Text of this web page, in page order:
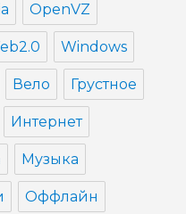
OpenVZ
Windows
Вело Грустное
Интернет
Музыка
Оффлайн